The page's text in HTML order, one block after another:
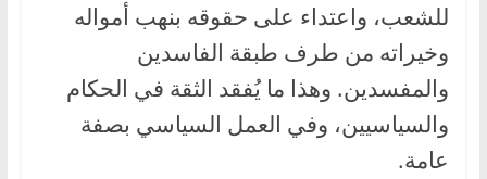
للشعب، واعتداء على حقوقه بنهب أمواله
وخيراته من طرف طبقة الفاسدين
والمفسدين. وهذا ما يُفقد الثقة في الحكام
والسياسيين، وفي العمل السياسي بصفة
عامة.